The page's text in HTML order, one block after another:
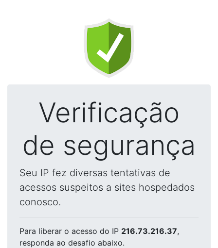
Verificação
de segurança
Seu IP fez diversas tentativas de
acessos suspeitos a sites hospedados
conosco.
Para liberar o acesso do IP 216.73.216.37,
responda ao desafio abaixo.